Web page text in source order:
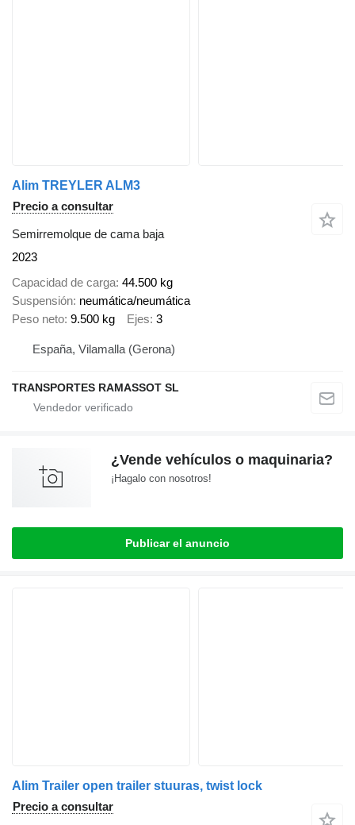
Alim TREYLER ALM3
Precio a consultar
Semirremolque de cama baja
2023
Capacidad de carga 44.500 kg
Suspensión neumática/neumática
Peso neto 9.500 kg Ejes 3
España, Vilamalla (Gerona)
TRANSPORTES RAMASSOT SL
¿Vende vehículos o maquinaria?
¡Hagalo con nosotros!
Publicar el anuncio
Alim Trailer open trailer stuuras, twist lock
Precio a consultar